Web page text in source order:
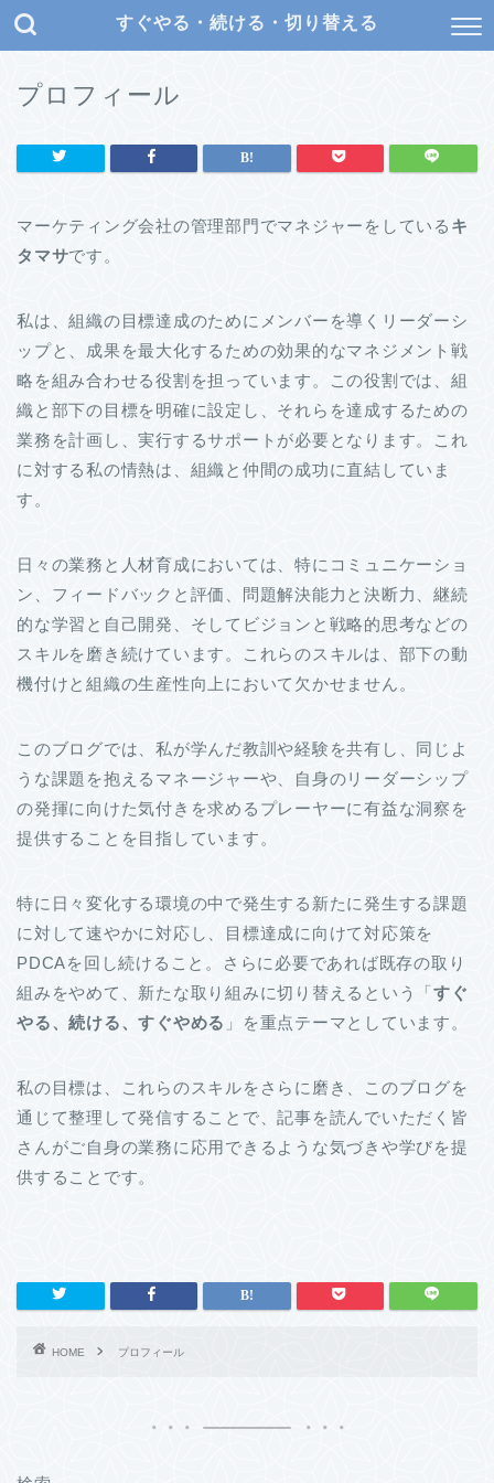
すぐやる・続ける・切り替える
プロフィール
マーケティング会社の管理部門でマネジャーをしている キ
タマサです。
私は、組織の目標達成のためにメンバーを導くリーダーシ
ップと、成果を最大化するための効果的なマネジメント戦
略を組み合わせる役割を担っています。この役割では、組
織と部下の目標を明確に設定し、それらを達成するための
業務を計画し、実行するサポートが必要となります。これ
に対する私の情熱は、組織と仲間の成功に直結していま
す。
日々の業務と人材育成においては、特にコミュニケーショ
ン、フィードバックと評価、問題解決能力と決断力、継続
的な学習と自己開発、そしてビジョンと戦略的思考などの
スキルを磨き続けています。これらのスキルは、部下の動
機付けと組織の生産性向上において欠かせません。
このブログでは、私が学んだ教訓や経験を共有し、同じよ
うな課題を抱えるマネージャーや、自身のリーダーシップ
の発揮に向けた気付きを求めるプレーヤーに有益な洞察を
提供することを目指しています。
特に日々変化する環境の中で発生する新たに発生する課題
に対して速やかに対応し、目標達成に向けて対応策を
PDCAを回し続けること。さらに必要であれば既存の取り
組みをやめて、新たな取り組みに切り替えるという「すぐ
やる、続ける、すぐやめる 」を重点テーマとしています。
私の目標は、これらのスキルをさらに磨き、このブログを
通じて整理して発信することで、記事を読んでいただく皆
さんがご自身の業務に応用できるような気づきや学びを提
供することです。
HOME プロフィール